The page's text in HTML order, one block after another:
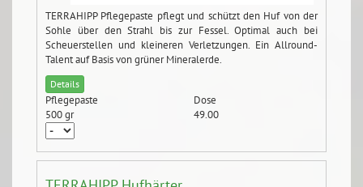
TERRAHIPP Pflegepaste pflegt und schützt den Huf von der
Sohle über den Strahl bis zur Fessel. Optimal auch bei
Scheuerstellen und kleineren Verletzungen. Ein Allround-
Talent auf Basis von grüner Mineralerde.
Details
Pflegepaste
Dose
500 gr
49.00